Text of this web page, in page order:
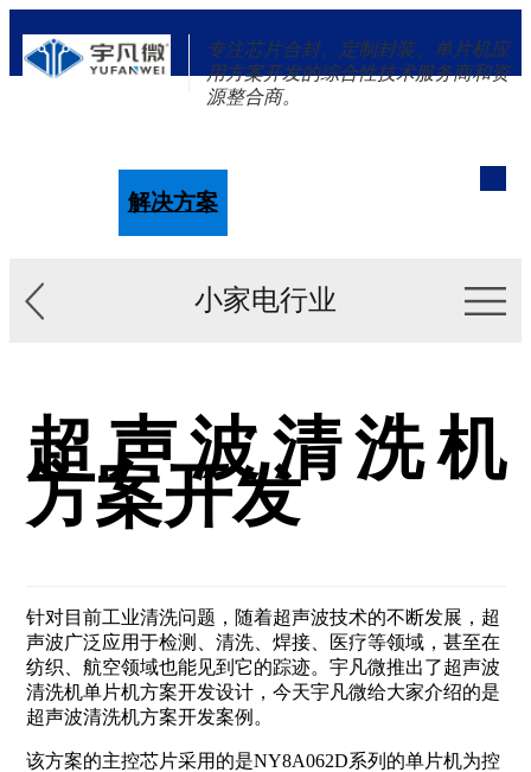
专注芯片合封、定制封装、单片机应
用方案开发的综合性技术服务商和资
源整合商。
解决方案
小家电行业
超声波清洗机
方案开发
针对目前工业清洗问题，随着超声波技术的不断发展，超
声波广泛应用于检测、清洗、焊接、医疗等领域，甚至在
纺织、航空领域也能见到它的踪迹。宇凡微推出了超声波
清洗机单片机方案开发设计，今天宇凡微给大家介绍的是
超声波清洗机方案开发案例。
该方案的主控芯片采用的是NY8A062D系列的单片机为控